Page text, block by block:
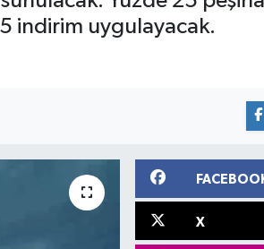
indirim uygulayacak.
X